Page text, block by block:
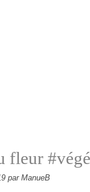
fleur
par ManueB